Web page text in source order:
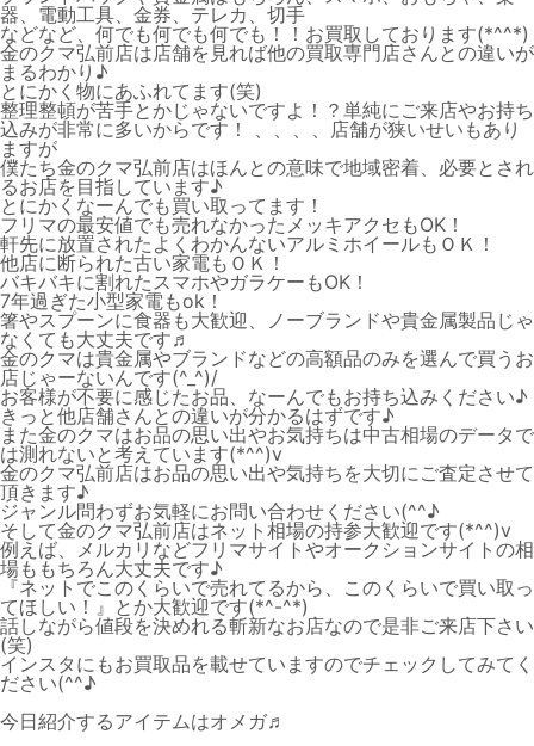
器、電動工具、金券、テレカ、切手
などなど、何でも何でも何でも！！お買取しております(*^^*)
金のクマ弘前店は店舗を見れば他の買取専門店さんとの違いが
まるわかり♪
とにかく物にあふれてます(笑)
整理整頓が苦手とかじゃないですよ！？単純にご来店やお持ち
込みが非常に多いからです！ 、、、、店舗が狭いせいもあり
ますが
僕たち金のクマ弘前店はほんとの意味で地域密着、必要とされ
るお店を目指しています♪
とにかくなーんでも買い取ってます！
フリマの最安値でも売れなかったメッキアクセもOK！
軒先に放置されたよくわかんないアルミホイールもＯＫ！
他店に断られた古い家電もＯＫ！
バキバキに割れたスマホやガラケーもOK！
7年過ぎた小型家電もok！
箸やスプーンに食器も大歓迎、ノーブランドや貴金属製品じゃ
なくても大丈夫です♬
金のクマは貴金属やブランドなどの高額品のみを選んで買うお
店じゃーないんです(^_^)/
お客様が不要に感じたお品、なーんでもお持ち込みください♪
きっと他店舗さんとの違いが分かるはずです♪
また金のクマはお品の思い出やお気持ちは中古相場のデータで
は測れないと考えています(*^^)v
金のクマ弘前店はお品の思い出や気持ちを大切にご査定させて
頂きます♪
ジャンル問わずお気軽にお問い合わせください(^^♪
そして金のクマ弘前店はネット相場の持参大歓迎です(*^^)v
例えば、メルカリなどフリマサイトやオークションサイトの相
場ももちろん大丈夫です♪
『ネットでこのくらいで売れてるから、このくらいで買い取っ
てほしい！』とか大歓迎です(*^-^*)
話しながら値段を決めれる斬新なお店なので是非ご来店下さい
(笑)
インスタにもお買取品を載せていますのでチェックしてみてく
ださい(^^♪
今日紹介するアイテムはオメガ♬